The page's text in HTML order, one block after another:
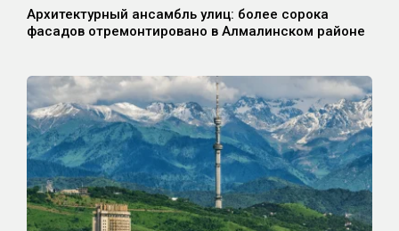
Архитектурный ансамбль улиц: более сорока
фасадов отремонтировано в Алмалинском районе